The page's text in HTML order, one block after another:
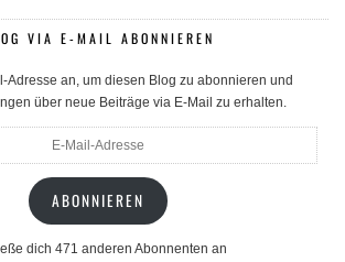
VIA E-MAIL ABONNIEREN
Adresse an, um diesen Blog zu abonnieren und
über neue Beiträge via E-Mail zu erhalten.
ABONNIEREN
dich 471 anderen Abonnenten an